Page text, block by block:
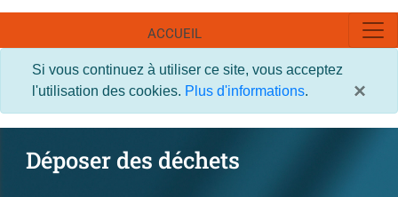
ACCUEIL
Si vous continuez à utiliser ce site, vous acceptez
l'utilisation des cookies. Plus d'informations. ×
Déposer des déchets